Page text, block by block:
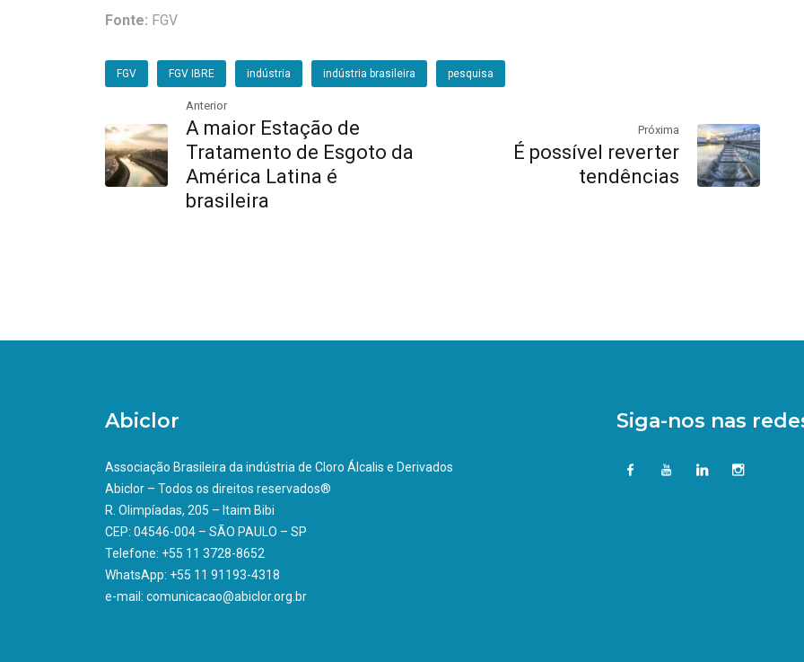
Fonte: FGV
FGV FGV IBRE indústria indústria brasileira pesquisa
Anterior
A maior Estação de
Tratamento de Esgoto da
América Latina é
brasileira
Próxima
É possível reverter
tendências
Abiclor
Associação Brasileira da indústria de Cloro Álcalis e Derivados
Abiclor – Todos os direitos reservados®
R. Olimpíadas, 205 – Itaim Bibi
CEP: 04546-004 – SÃO PAULO – SP
Telefone: +55 11 3728-8652
WhatsApp: +55 11 91193-4318
e-mail: comunicacao@abiclor.org.br
Siga-nos nas